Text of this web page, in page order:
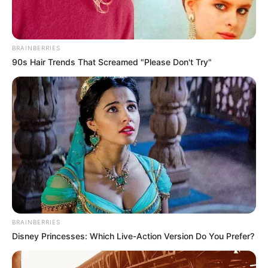
BRAINBERRIES
90s Hair Trends That Screamed "Please Don't Try"
BRAINBERRIES
Disney Princesses: Which Live-Action Version Do You Prefer?